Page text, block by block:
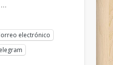
…
electrónico